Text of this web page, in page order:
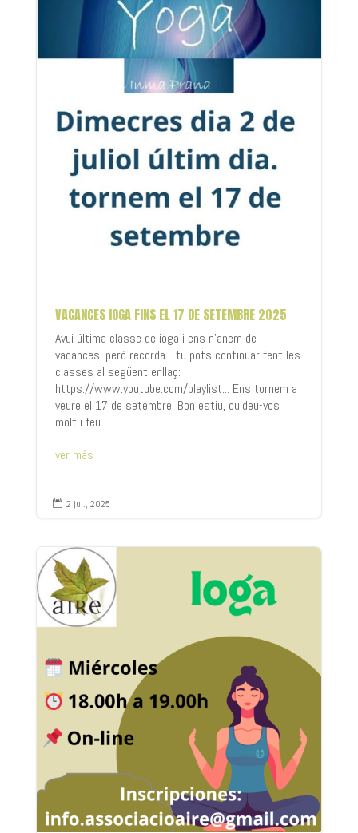
VACANCES IOGA FINS EL 17 DE SETEMBRE 2025
Avui última classe de ioga i ens n'anem de
vacances, però recorda... tu pots continuar fent les
classes al següent enllaç:
https://www.youtube.com/playlist... Ens tornem a
veure el 17 de setembre. Bon estiu, cuideu-vos
molt i feu...
ver más
 2 jul., 2025